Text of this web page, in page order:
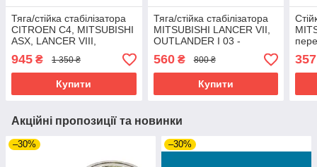
Тяга/стійка стабілізатора
CITROEN C4, MITSUBISHI
ASX, LANCER VIII,
RENAULT MEGANE II 02 -
передий міст (Пр-під
945 ₴ 1 350 ₴
Купити
Тяга/стійка стабілізатора
MITSUBISHI LANCER VII,
OUTLANDER I 03 -
передий міст (вир-во
FEBEST) 0423-CU20F
560₴ 800 ₴
Купити
357
Акційні пропозиції та новинки
–30% –30%